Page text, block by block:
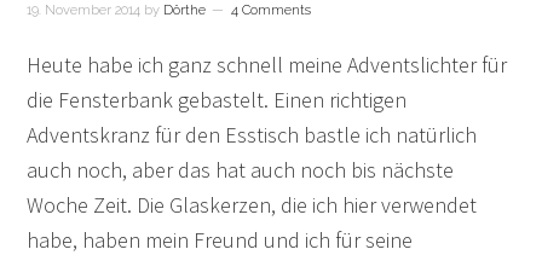
19. November 2014 by Dörthe 4 Comments
Heute habe ich ganz schnell meine Adventslichter für
die Fensterbank gebastelt. Einen richtigen
Adventskranz für den Esstisch bastle ich natürlich
auch noch, aber das hat auch noch bis nächste
Woche Zeit. Die Glaskerzen, die ich hier verwendet
habe, haben mein Freund und ich für seine